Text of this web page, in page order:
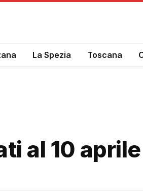
La Spezia Toscana
al 10 aprile